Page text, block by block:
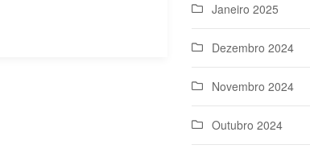
Janeiro 2025
Dezembro 2024
Novembro 2024
Outubro 2024